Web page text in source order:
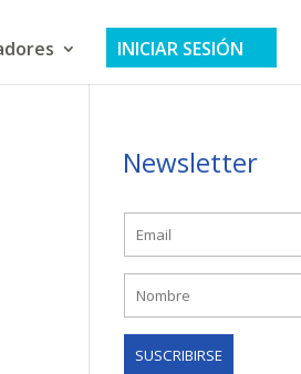
INICIAR SESIÓN
Newsletter